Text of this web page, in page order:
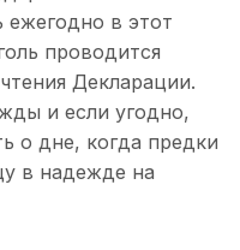
ежегодно в этот
проводится
Декларации.
и если угодно,
о дне, когда предки
в надежде на